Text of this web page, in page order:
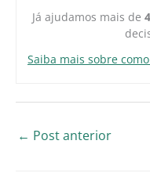
Já ajudamos mais de
Saiba mais sobre
← Post anterior